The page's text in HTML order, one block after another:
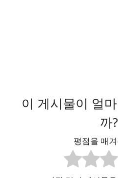
이 게시물이 얼
까?
평점을 매